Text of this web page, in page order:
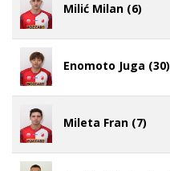
Milić Milan (6)
Enomoto Juga (30)
Mileta Fran (7)